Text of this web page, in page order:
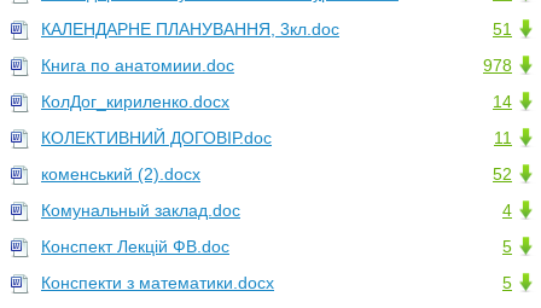
51
КАЛЕНДАРНЕ ПЛАНУВАННЯ, 3кл.doc
978
Книга по анатомиии.doc
14
КолДог_кириленко.docx
11
КОЛЕКТИВНИЙ ДОГОВІР.doc
52
коменський (2).docx
4
Комунальный заклад.doc
5
Конспект Лекцій ФВ.doc
5
Конспекти з математики.docx